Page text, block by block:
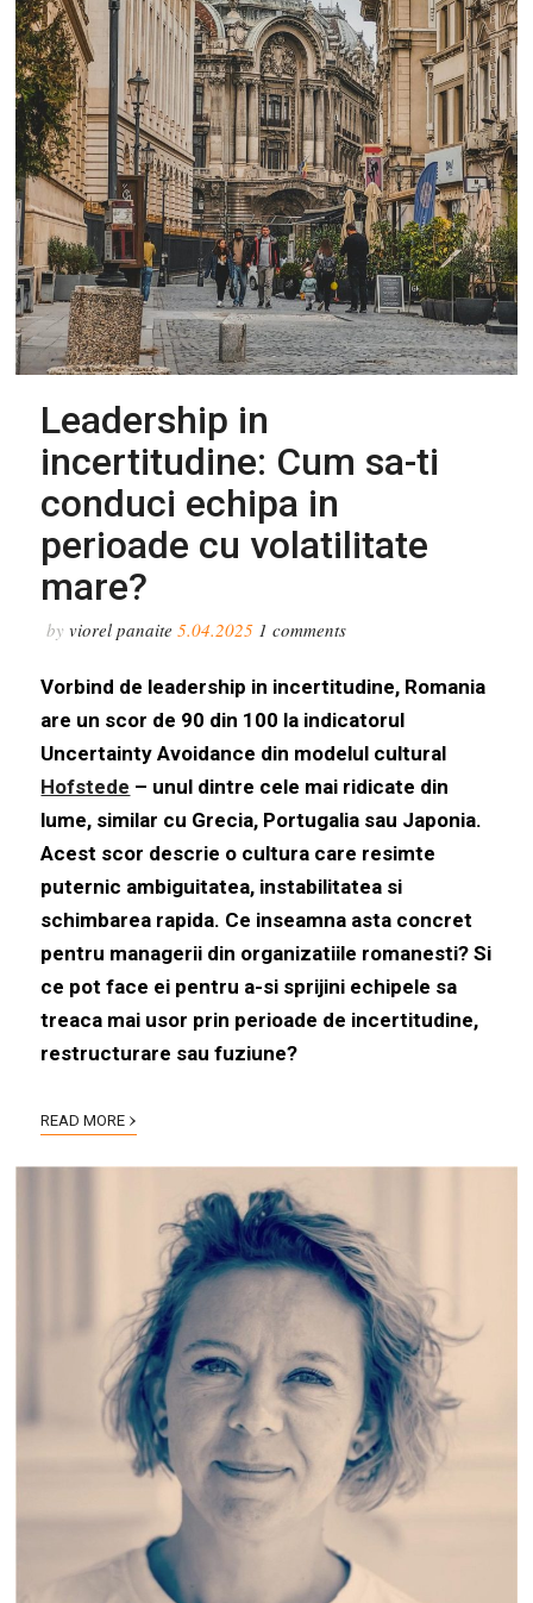
Leadership in
incertitudine: Cum sa-ti
conduci echipa in
perioade cu volatilitate
mare?
byviorel panaite5.04.2025 1comments
Vorbind de leadership in incertitudine, Romania
are un scor de 90 din 100 la indicatorul
Uncertainty Avoidance din modelul cultural
Hofstede – unul dintre cele mai ridicate din
lume, similar cu Grecia, Portugalia sau Japonia.
Acest scor descrie o cultura care resimte
puternic ambiguitatea, instabilitatea si
schimbarea rapida. Ce inseamna asta concret
pentru managerii din organizatiile romanesti? Si
ce pot face ei pentru a-si sprijini echipele sa
treaca mai usor prin perioade de incertitudine,
restructurare sau fuziune?
READ MORE ›